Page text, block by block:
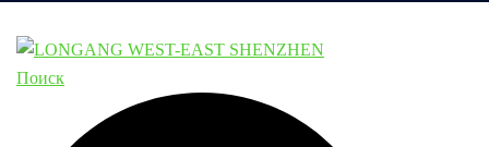
Поиск